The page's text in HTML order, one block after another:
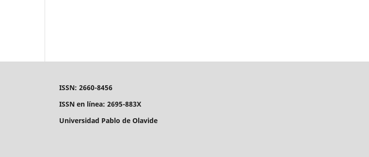
ISSN: 2660-8456
ISSN en línea: 2695-883X
Universidad Pablo de Olavide